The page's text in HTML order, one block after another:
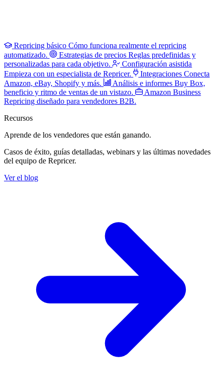
Repricing básico Cómo funciona realmente el repricing
automatizado.
Estrategias de precios Reglas predefinidas y
personalizadas para cada objetivo.
Configuración asistida
Empieza con un especialista de Repricer.
Integraciones Conecta
Amazon, eBay, Shopify y más.
Análisis e informes Buy Box,
beneficio y ritmo de ventas de un vistazo.
Amazon Business
Repricing diseñado para vendedores B2B.
Recursos
Aprende de los vendedores que están ganando.
Casos de éxito, guías detalladas, webinars y las últimas novedades
del equipo de Repricer.
Ver el blog